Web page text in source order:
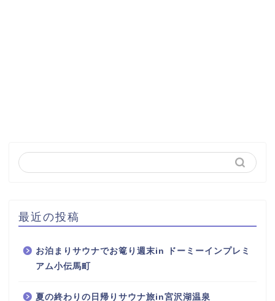
最近の投稿
お泊まりサウナでお篭り週末in ドーミーインプレミ
アム小伝馬町
夏の終わりの日帰りサウナ旅in宮沢湖温泉